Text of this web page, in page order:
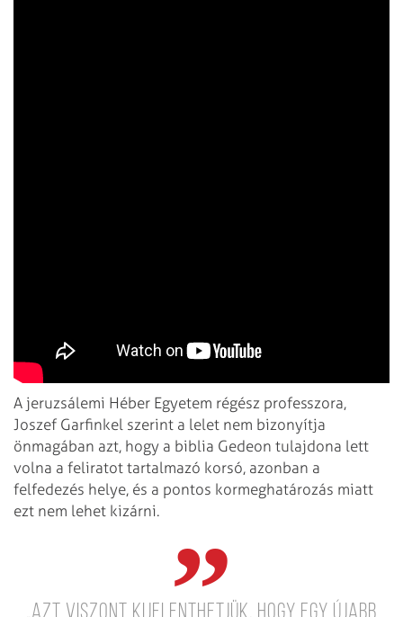
A jeruzsálemi Héber Egyetem régész professzora,
Joszef Garfinkel szerint a lelet nem bizonyítja
önmagában azt, hogy a biblia Gedeon tulajdona lett
volna a feliratot tartalmazó korsó, azonban a
felfedezés helye, és a pontos kormeghatározás miatt
ezt nem lehet kizárni.